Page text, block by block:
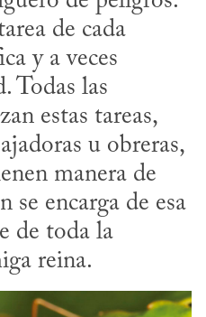
de cada
y a veces
Todas las
estas tareas,
u obreras,
manera de
se encarga de esa
de toda la
reina.